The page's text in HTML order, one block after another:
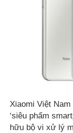
Xiaomi Việt
‘siêu phẩm
hữu bộ vi xử lý